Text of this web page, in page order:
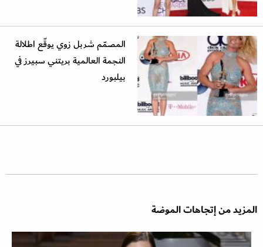
المصمّم شربل زوي يوقّع اطلالة
النجمة العالمية بريتني سبيرز في
بيلبورد
المزيد من إتجاهات الموضة